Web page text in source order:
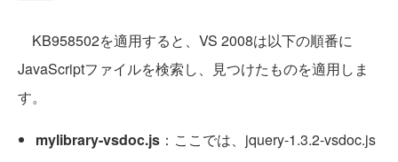
KB958502を適用すると、VS 2008は以下の順番に
JavaScriptファイルを検索し、見つけたものを適用しま
す。
mylibrary-vsdoc.js ：ここでは、jquery-1.3.2-vsdoc.js